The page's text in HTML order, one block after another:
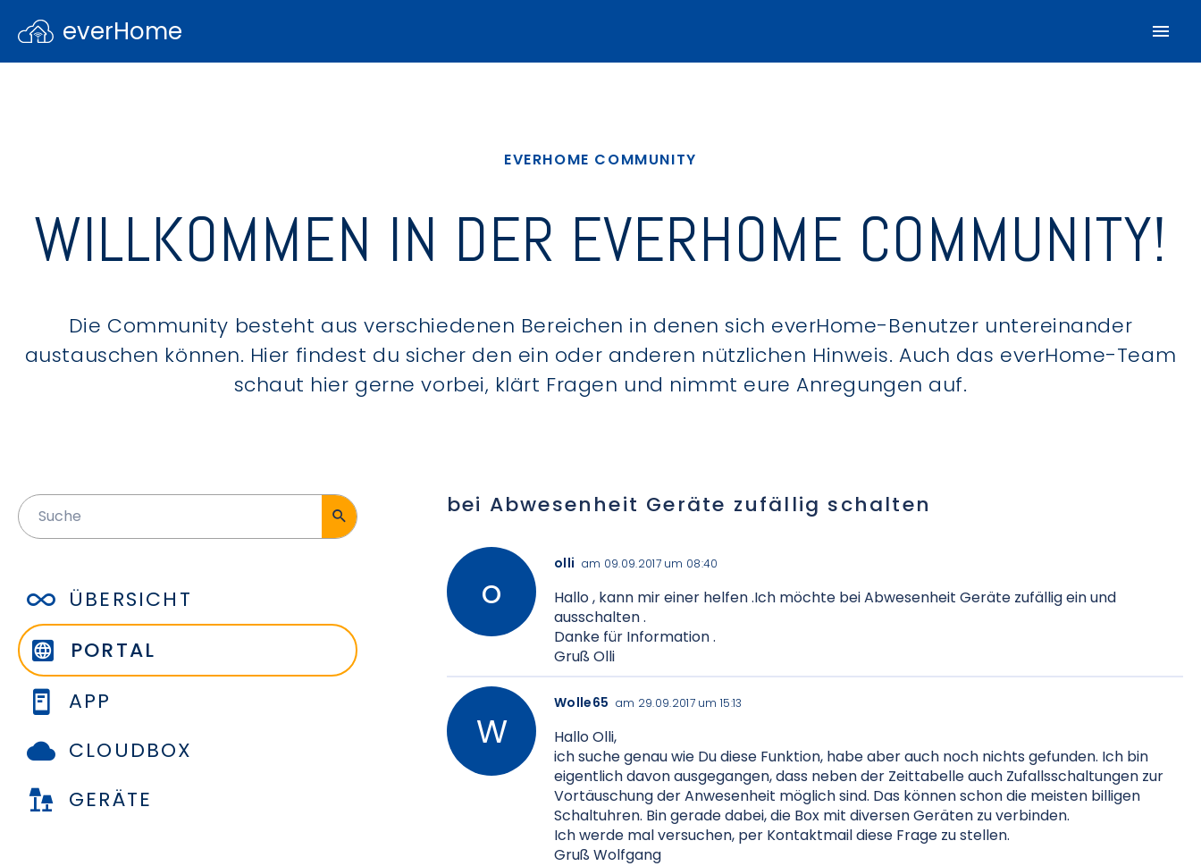
everHome
EVERHOME COMMUNITY
WILLKOMMEN IN DER EVERHOME COMMUNITY!
Die Community besteht aus verschiedenen Bereichen in denen sich everHome-Benutzer untereinander
austauschen können. Hier findest du sicher den ein oder anderen nützlichen Hinweis. Auch das everHome-Team
schaut hier gerne vorbei, klärt Fragen und nimmt eure Anregungen auf.
ÜBERSICHT
PORTAL
APP
CLOUDBOX
GERÄTE
bei Abwesenheit Geräte zufällig schalten
olli am 09.09.2017 um 08:40
Hallo , kann mir einer helfen .Ich möchte bei Abwesenheit Geräte zufällig ein und
ausschalten .
Danke für Information .
Gruß Olli
Wolle65 am 29.09.2017 um 15:13
Hallo Olli,
ich suche genau wie Du diese Funktion, habe aber auch noch nichts gefunden. Ich bin
eigentlich davon ausgegangen, dass neben der Zeittabelle auch Zufallsschaltungen zur
Vortäuschung der Anwesenheit möglich sind. Das können schon die meisten billigen
Schaltuhren. Bin gerade dabei, die Box mit diversen Geräten zu verbinden.
Ich werde mal versuchen, per Kontaktmail diese Frage zu stellen.
Gruß Wolfgang